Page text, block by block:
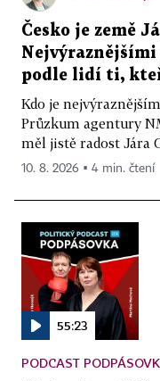
Česko je země
podle lidí ti,
Kdo je
Průzkum agentury
měl jistě radost Jára
10. 8. 2026 ▪ 4 min. čtení
55:23
PODCAST